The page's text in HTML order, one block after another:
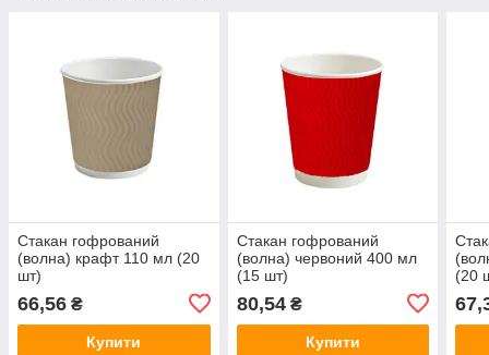
Стакан гофрований
(волна) крафт 110 мл (20
шт)
66,56 ₴
Купити
Стакан гофрований
(волна) червоний 400 мл
(15 шт)
80,54₴
Купити
(20